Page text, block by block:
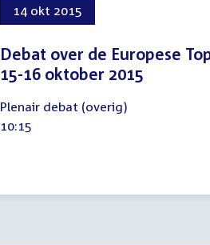
14 okt 2015
Debat over de Europese
15-16 oktober 2015
oktober
2015
Plenair debat (overig)
Tijd
10:15